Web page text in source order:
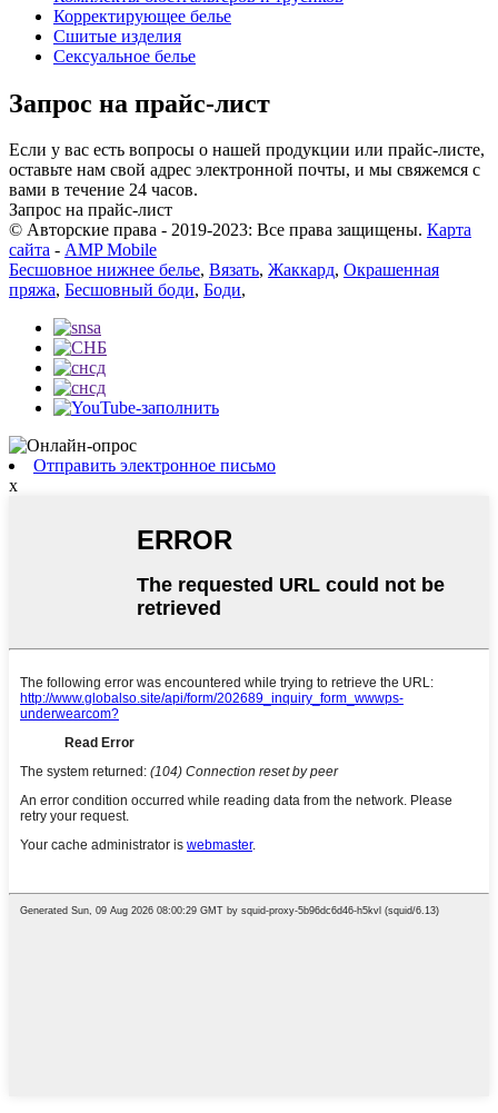
Корректирующее белье
Сшитые изделия
Сексуальное белье
Запрос на прайс-лист
Если у вас есть вопросы о нашей продукции или прайс-листе,
оставьте нам свой адрес электронной почты, и мы свяжемся с
вами в течение 24 часов.
Запрос на прайс-лист
© Авторские права - 2019-2023: Все права защищены. Карта
сайта - AMP Mobile
Бесшовное нижнее белье, Вязать, Жаккард, Окрашенная
пряжа, Бесшовный боди, Боди,
Отправить электронное письмо
x